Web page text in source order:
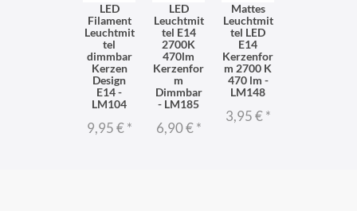
LED
Filament
Leuchtmit
tel
dimmbar
Kerzen
Design
E14 -
LM104
9,95 €*
LED
Leuchtmit
tel E14
2700K
470lm
Kerzenfor
m
Dimmbar
- LM185
6,90 €*
Mattes
Leuchtmit
tel LED
E14
Kerzenfor
m 2700 K
470 lm -
LM148
3,95 €*